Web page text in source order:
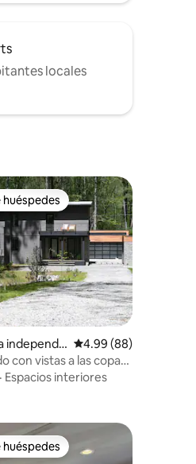
locales
5; 4 evaluaciones
Favorito entre huéspedes
independi
Calificación
4.99 (88)
con vistas a las copas
· Espacios interiores
Favorito entre huéspedes